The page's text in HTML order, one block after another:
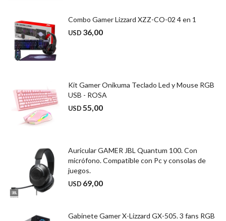
Combo Gamer Lizzard XZZ-CO-02 4 en 1
USD 36,00
Kit Gamer Onikuma Teclado Led y Mouse RGB
USB - ROSA
USD55,00
Auricular GAMER JBL Quantum 100. Con
micrófono. Compatible con Pc y consolas de
juegos.
USD 69,00
Gabinete Gamer X-Lizzard GX-505. 3 fans RGB